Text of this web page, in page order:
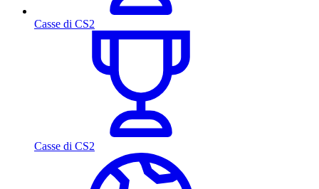
Casse di CS2
Casse di CS2